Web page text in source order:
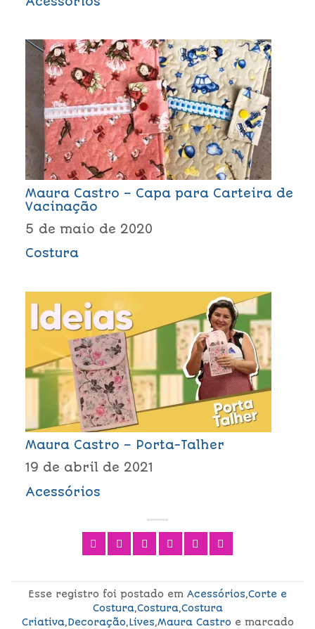
Maura Castro – Capa para Carteira de
Vacinação
5 de maio de 2020
Costura
Maura Castro – Porta-Talher
19 de abril de 2021
Acessórios
Esse registro foi postado em Acessórios,Corte e
Costura,Costura,Costura
Criativa,Decoração,Lives,Maura Castro e marcado